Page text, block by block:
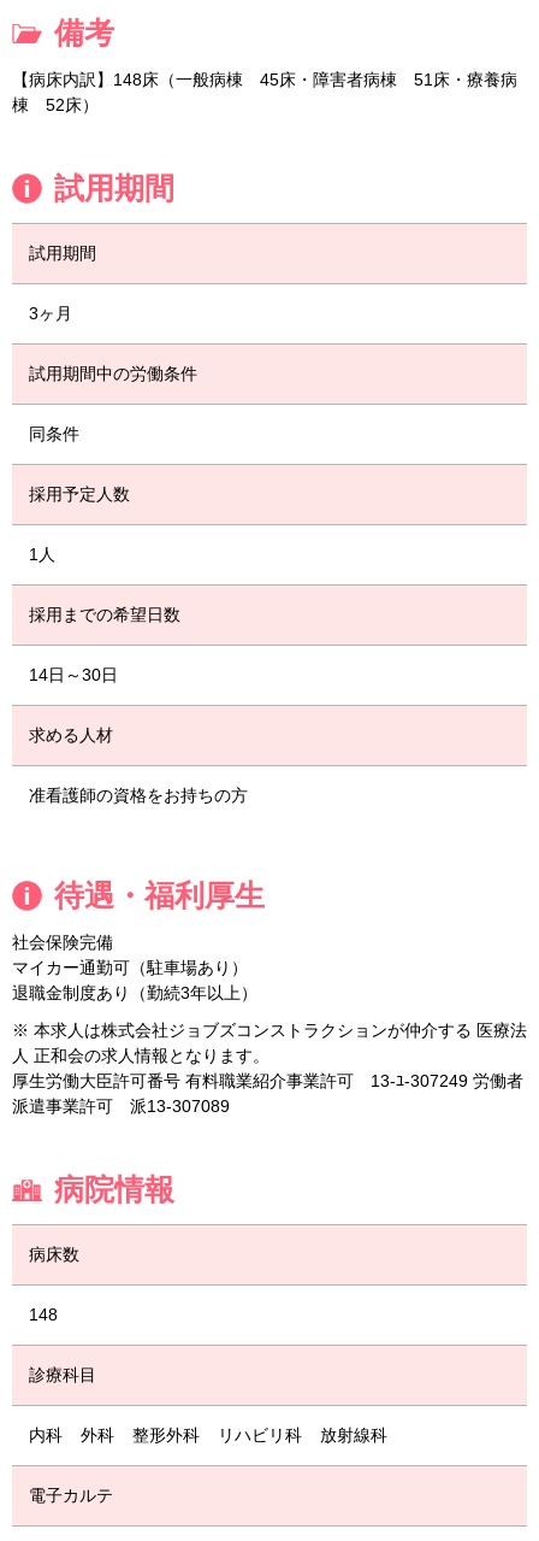
備考
【病床内訳】148床（一般病棟 45床・障害者病棟 51床・療養病
棟 52床）
試用期間
試用期間
3ヶ月
試用期間中の労働条件
同条件
採用予定人数
1人
採用までの希望日数
14日～30日
求める人材
准看護師の資格をお持ちの方
待遇・福利厚生
社会保険完備
マイカー通勤可（駐車場あり）
退職金制度あり（勤続3年以上）
※ 本求人は株式会社ジョブズコンストラクションが仲介する 医療法
人 正和会の求人情報となります。
厚生労働大臣許可番号 有料職業紹介事業許可 13-ﾕ-307249 労働者
派遣事業許可 派13-307089
病院情報
病床数
148
診療科目
内科 外科 整形外科 リハビリ科 放射線科
電子カルテ